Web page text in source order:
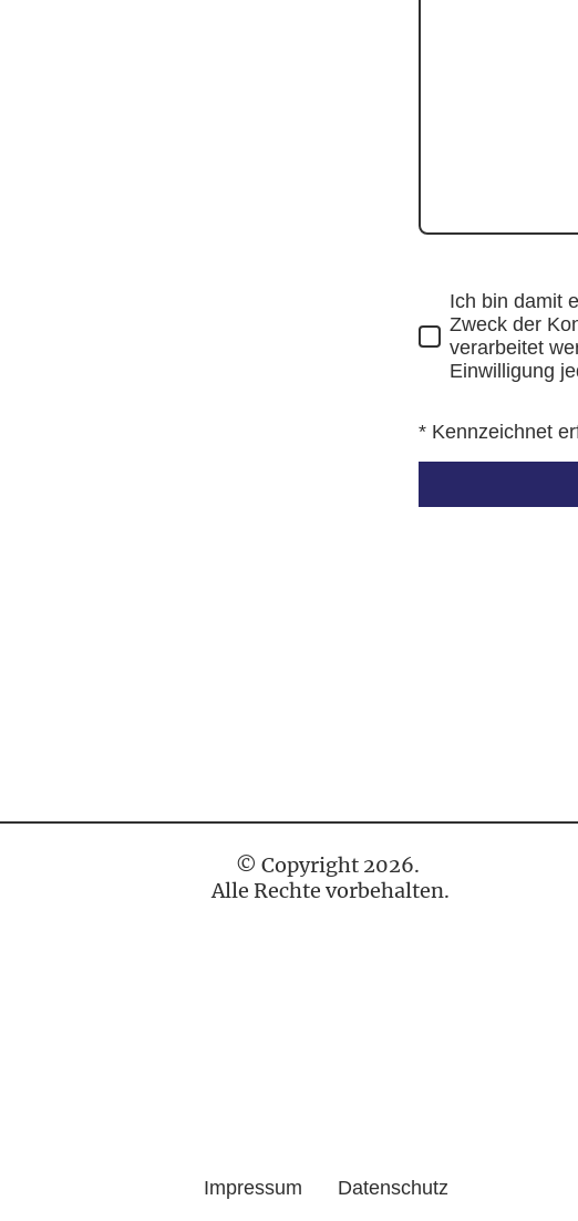
Ich bin damit
Zweck der
verarbeitet
Einwilligung
* Kennzeichnet
© Copyright 2026.
Alle Rechte vorbehalten.
Impressum Datenschutz